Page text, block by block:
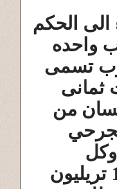
الى الحكم
واحده
تسمى
ثمانى
من
مايملكون. تلك الحرب التى تكلفت اكثر من 1.2 تريليون